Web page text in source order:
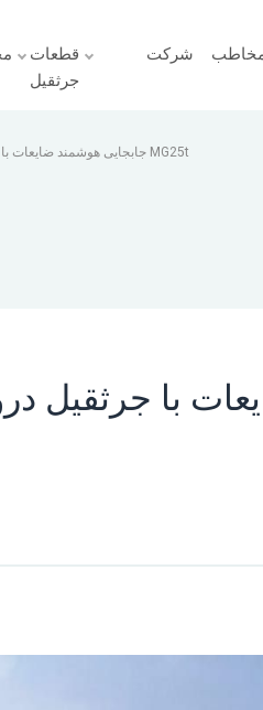
قطعات
جرثقیل
شرکت
جابجایی هوشمند ضایعات با جرثقیل دروازه‌ای الکترومغناطیسی MG25t
با جرثقیل